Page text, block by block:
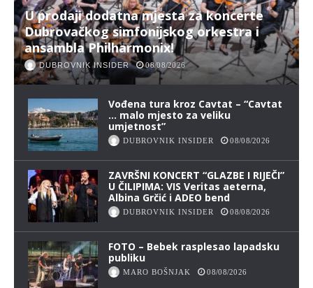
U prodaji dodatna mjesta za koncerte
Dubrovačkog simfonijskog orkestra i
ansambla Philharmonix!
DUBROVNIK INSIDER 08/08/2026
Vođena tura kroz Cavtat – “Cavtat
… malo mjesto za veliku
umjetnost”
DUBROVNIK INSIDER 08/08/2026
ZAVRŠNI KONCERT “GLAZBE I RIJEČI”
U ČILIPIMA: VIS Veritas aeterna,
Albina Grčić i ADEO bend
DUBROVNIK INSIDER 08/08/2026
FOTO – Bebek rasplesao lapadsku
publiku
MARO BOŠNJAK 08/08/2026